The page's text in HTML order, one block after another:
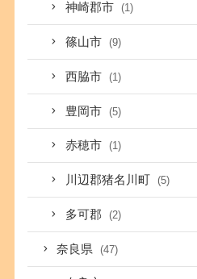
神崎郡市 (1)
篠山市 (9)
西脇市 (1)
豊岡市 (5)
赤穂市 (1)
川辺郡猪名川町 (5)
多可郡 (2)
奈良県 (47)